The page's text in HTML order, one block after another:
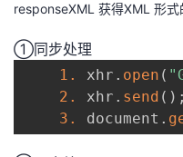
responseXML 获得XML 形式
①同步处理
1. xhr . open (
2.
xhr . send ( ) ;
3.
document .